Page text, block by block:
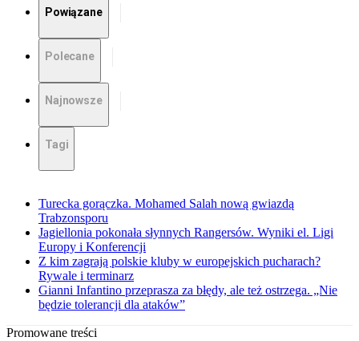
Powiązane
Polecane
Najnowsze
Tagi
Turecka gorączka. Mohamed Salah nową gwiazdą
Trabzonsporu
Jagiellonia pokonała słynnych Rangersów. Wyniki el. Ligi
Europy i Konferencji
Z kim zagrają polskie kluby w europejskich pucharach?
Rywale i terminarz
Gianni Infantino przeprasza za błędy, ale też ostrzega. „Nie
będzie tolerancji dla ataków”
Promowane treści